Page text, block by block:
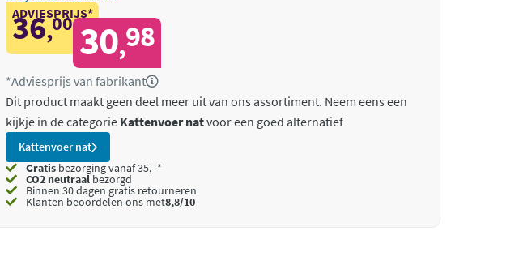
ADVIESPRIJS*
36,00 30,98
*Adviesprijs van fabrikant
Dit product maakt geen deel meer uit van ons assortiment. Neem eens een
kijkje in de categorie Kattenvoer natvoor een goed alternatief
Kattenvoer nat
Gratis bezorging vanaf 35,- *
CO2 neutraalbezorgd
Binnen 30 dagen gratis retourneren
Klanten beoordelen ons met8,8/10